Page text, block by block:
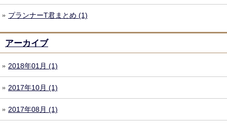
プランナーT君まとめ (1)
アーカイブ
2018年01月 (1)
2017年10月 (1)
2017年08月 (1)